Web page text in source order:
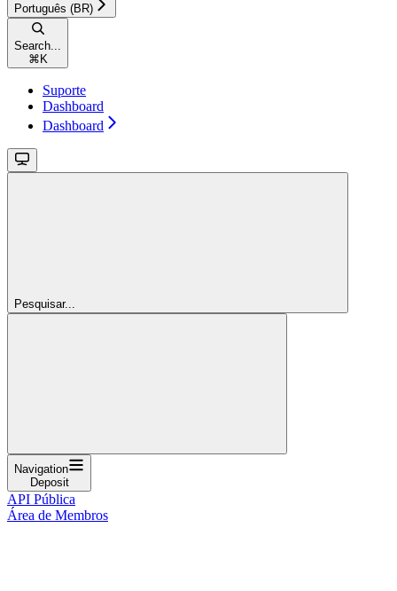
Português (BR)
Search...
⌘ K
Suporte
Dashboard
Dashboard
Pesquisar...
Navigation
Deposit
API Pública
Área de Membros